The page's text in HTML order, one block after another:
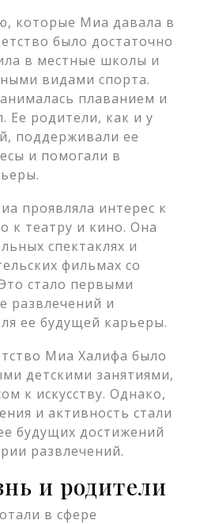
которые Миа давала в
было достаточно
в местные школы и
видами спорта.
плаванием и
Ее родители, как и у
поддерживали ее
и помогали в
проявляла интерес к
к театру и кино. Она
спектаклях и
фильмах со
стало первыми
развлечений и
ее будущей карьеры.
Миа Халифа было
детскими занятиями,
к искусству. Однако,
и активность стали
будущих достижений
развлечений.
и родители
в сфере